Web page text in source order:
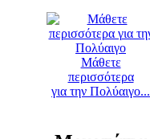
Μάθετε
περισσότερα
για την Πολύαιγο...